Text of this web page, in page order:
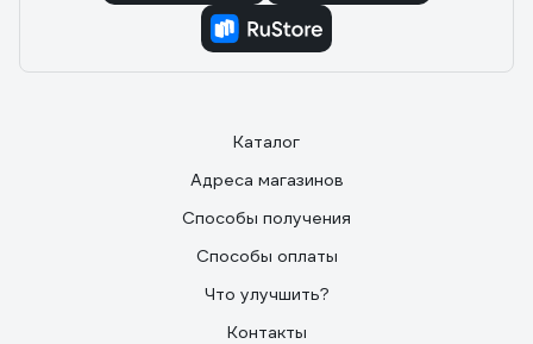
Каталог
Адреса магазинов
Способы получения
Способы оплаты
Что улучшить?
Контакты